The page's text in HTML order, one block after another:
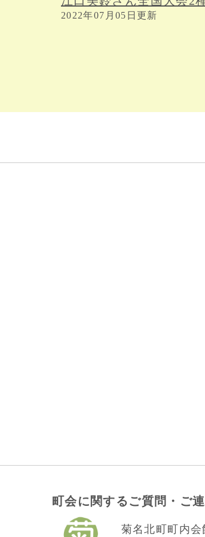
2022年07月05日更新
町会に関するご質問・ご
菊名北町町内会